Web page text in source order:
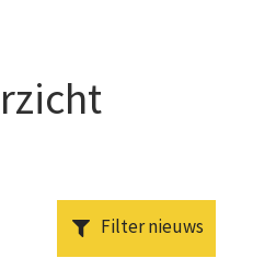
Filter nieuws